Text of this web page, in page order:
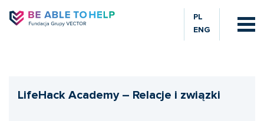
PL
ENG
LifeHack Academy – Relacje i związki